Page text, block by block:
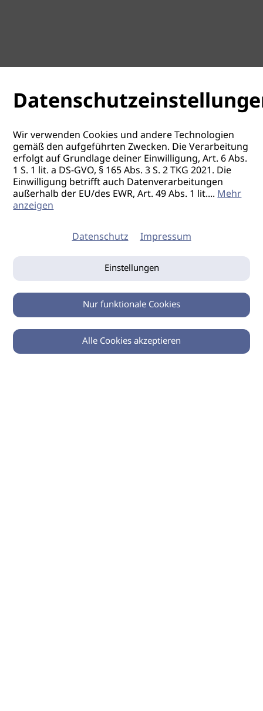
0
Wir verwenden Cookies und andere Technologien
gemäß den aufgeführten Zwecken. Die Verarbeitung
erfolgt auf Grundlage deiner Einwilligung, Art. 6 Abs.
1 S. 1 lit. a DS-GVO, § 165 Abs. 3 S. 2 TKG 2021. Die
Einwilligung betrifft auch Datenverarbeitungen
außerhalb der EU/des EWR, Art. 49 Abs. 1 lit....Mehr
anzeigen
Datenschutz Impressum
Einstellungen
Nur funktionale Cookies
Alle Cookies akzeptieren